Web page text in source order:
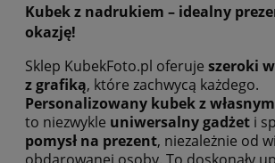
Kubek z nadrukiem – idealny
okazję!
Sklep KubekFoto.pl oferuje szeroki
z grafiką, które zachwycą każdego.
Personalizowany kubek z
to niezwykle uniwersalny gadżet i
pomysł na prezent, niezależnie od